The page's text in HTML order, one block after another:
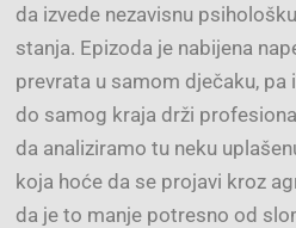
da izvede nezavisnu
stanja. Epizoda je nabijena
prevrata u samom dječaku,
do samog kraja drži
da analiziramo tu neku
koja hoće da se projavi kroz
da je to manje potresno od